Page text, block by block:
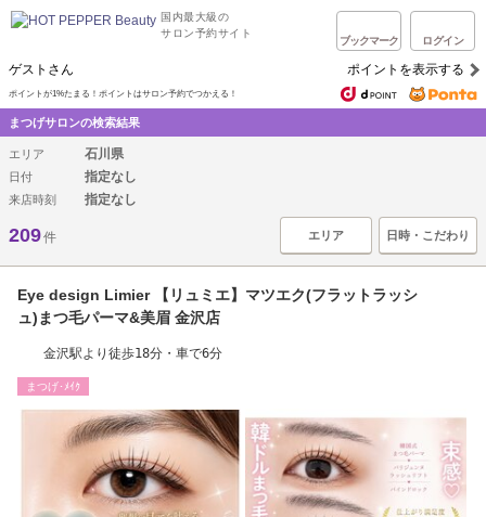
国内最大級の
サロン予約サイト
ブックマーク ログイン
ゲストさん ポイントを表示する
ポイントが1%たまる！ポイントはサロン予約でつかえる！
まつげサロンの検索結果
エリア 石川県
日付 指定なし
来店時刻 指定なし
209件 エリア 日時・こだわり
Eye design Limier 【リュミエ】マツエク(フラットラッシ
ュ)まつ毛パーマ&美眉 金沢店
金沢駅より徒歩18分・車で6分
まつげ･ﾒｲｸ